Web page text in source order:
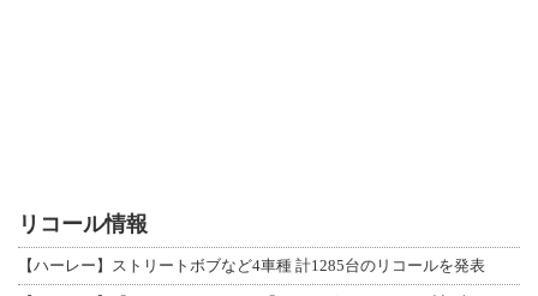
リコール情報
【ハーレー】ストリートボブなど4車種 計1285台のリコールを発表